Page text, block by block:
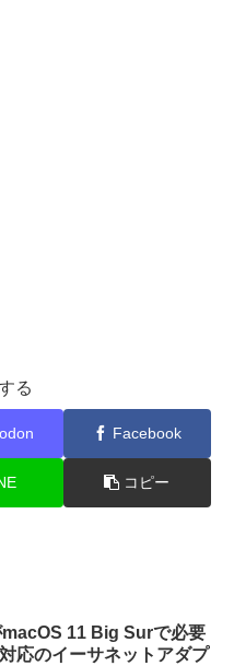
る
Facebook
コピー
11 Big Surで必要
応のイーサネットアダプ